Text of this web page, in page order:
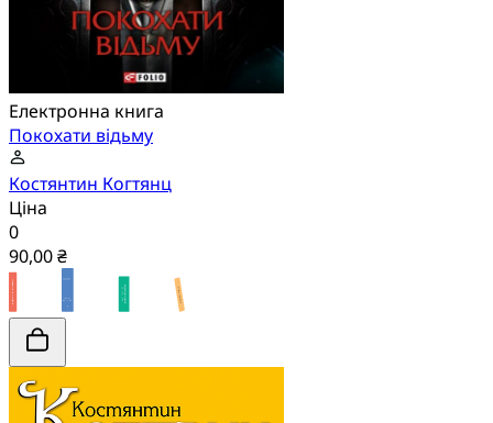
Електронна книга
Покохати відьму
Костянтин Когтянц
Ціна
0
90,00 ₴